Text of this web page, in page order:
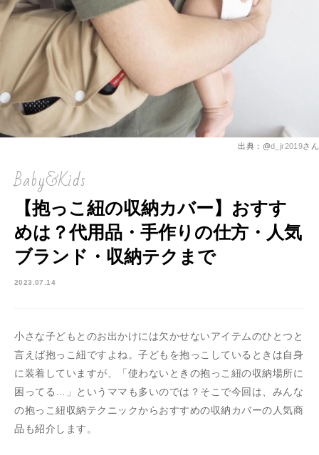
出典：@d_jr2019さん
Baby&Kids
【抱っこ紐の収納カバー】おすす
めは？代用品・手作りの仕方・人気
ブランド・収納テクまで
2023.07.14
小さな子どもとのお出かけには欠かせないアイテムのひとつと
言えば抱っこ紐ですよね。子どもを抱っこしているときは自身
に装着していますが、「使わないときの抱っこ紐の収納場所に
困ってる…」というママも多いのでは？そこで今回は、みんな
の抱っこ紐収納テクニックからおすすめの収納カバーの人気商
品も紹介します。